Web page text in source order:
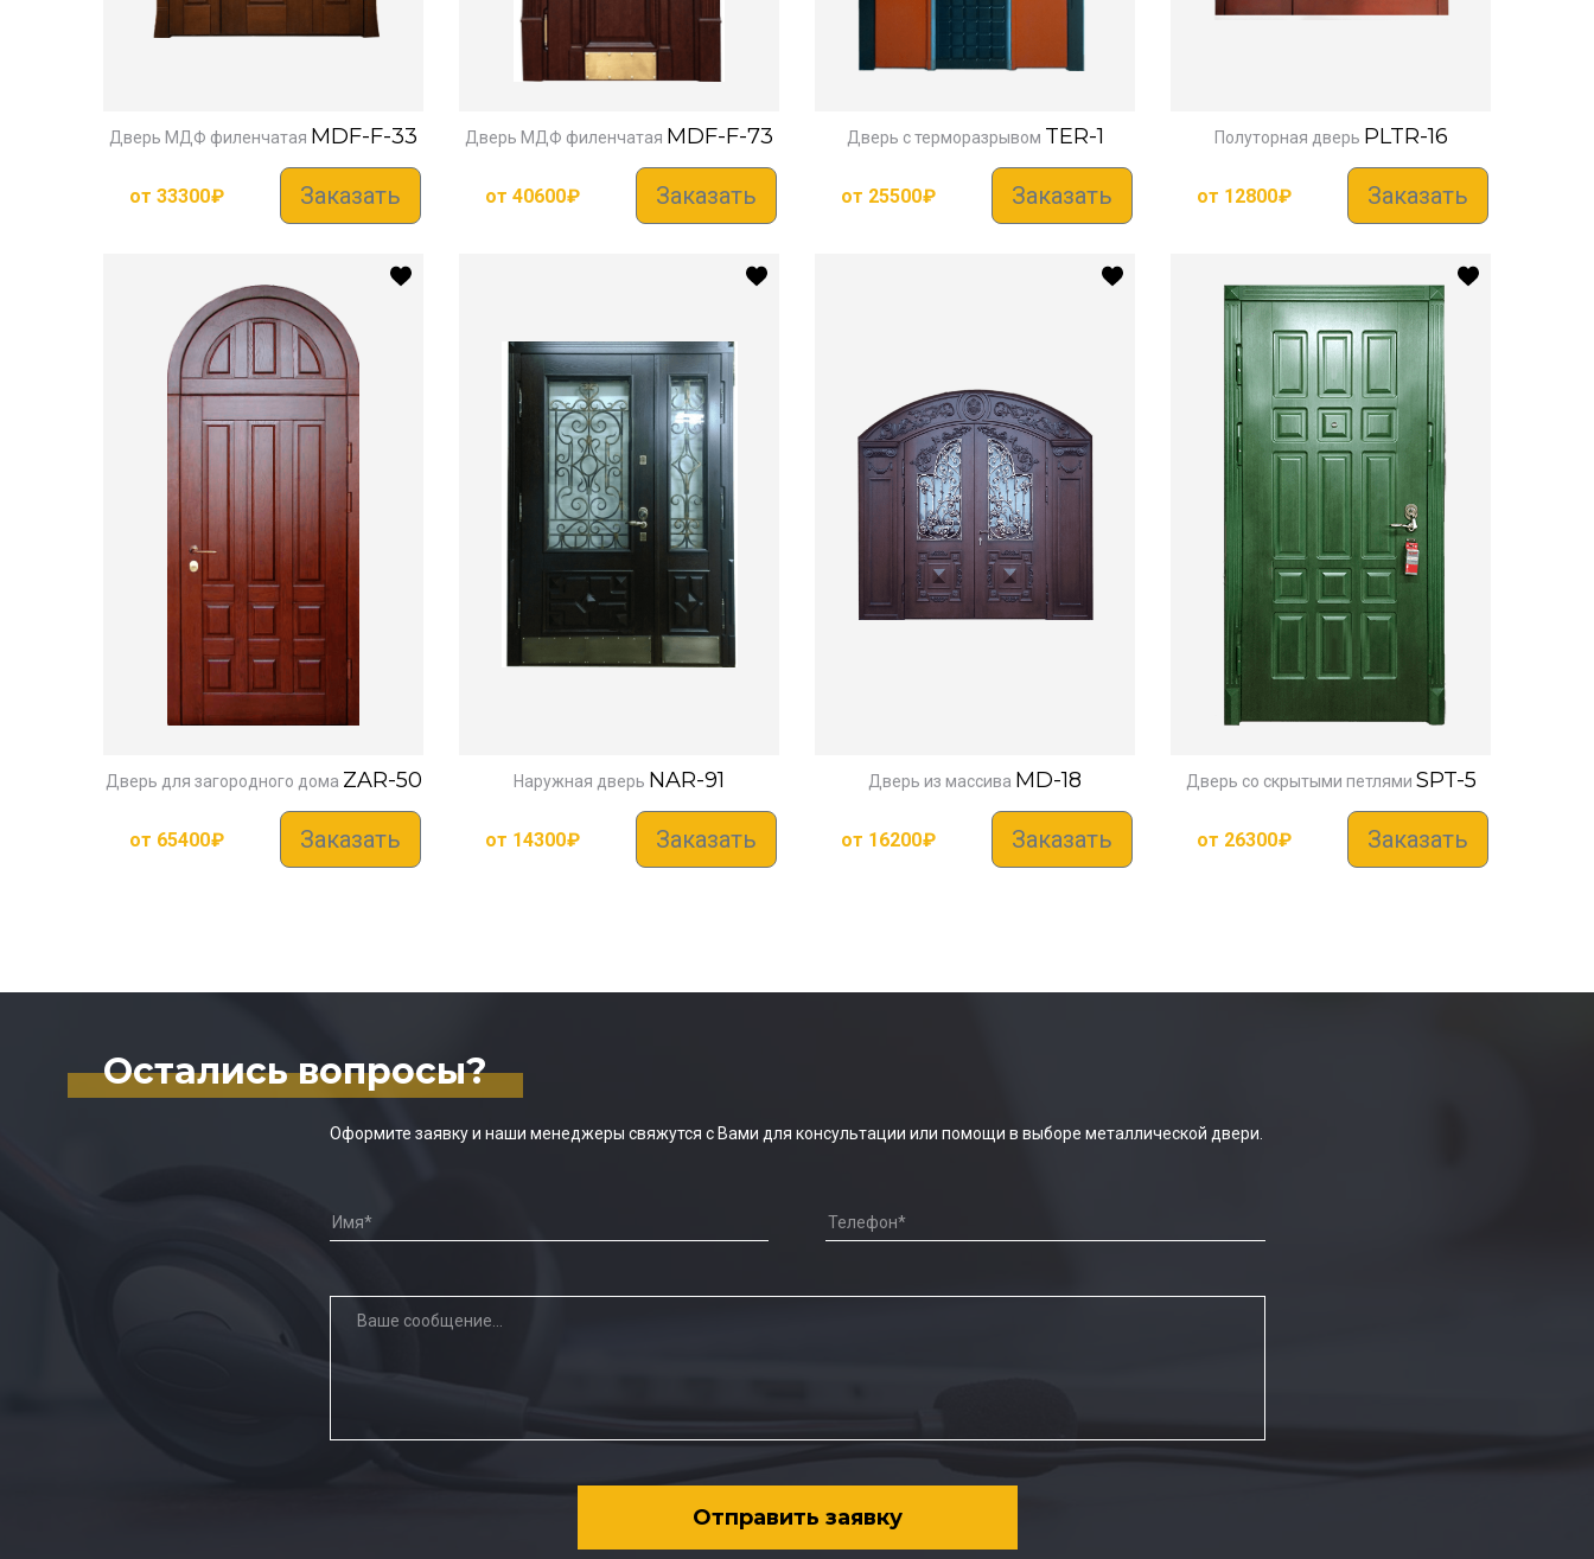
Дверь МДФ филенчатая MDF-F-33
от 33300₽ Заказать
Дверь МДФ филенчатая MDF-F-73
от 40600₽ Заказать
Дверь с терморазрывом TER-1
от 25500₽ Заказать
Полуторная дверь PLTR-16
от 12800₽ Заказать
Дверь для загородного дома ZAR-50
от 65400₽ Заказать
Наружная дверь NAR-91
от 14300₽ Заказать
Дверь из массива MD-18
от 16200₽ Заказать
Дверь со скрытыми петлями SPT-5
от 26300₽ Заказать
Остались вопросы?
Оформите заявку и наши менеджеры свяжутся с Вами для консультации или помощи в выборе металлической двери.
Отправить заявку